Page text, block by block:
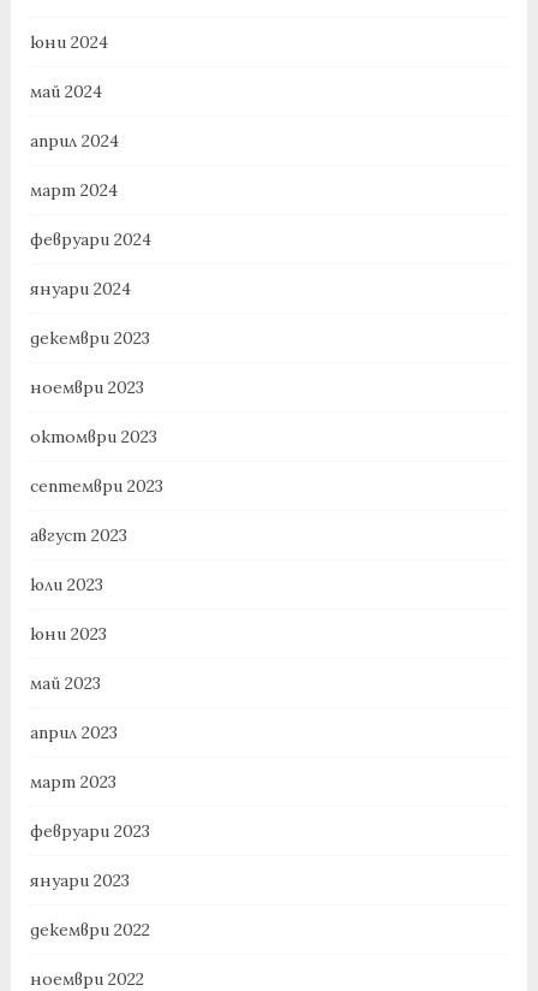
юни 2024
май 2024
април 2024
март 2024
февруари 2024
януари 2024
декември 2023
ноември 2023
октомври 2023
септември 2023
август 2023
юли 2023
юни 2023
май 2023
април 2023
март 2023
февруари 2023
януари 2023
декември 2022
ноември 2022